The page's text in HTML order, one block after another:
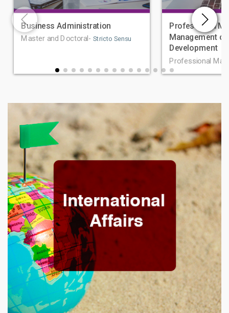
Business Administration
Master and Doctoral- Stricto Sensu
Professional
Management
Development
Professional